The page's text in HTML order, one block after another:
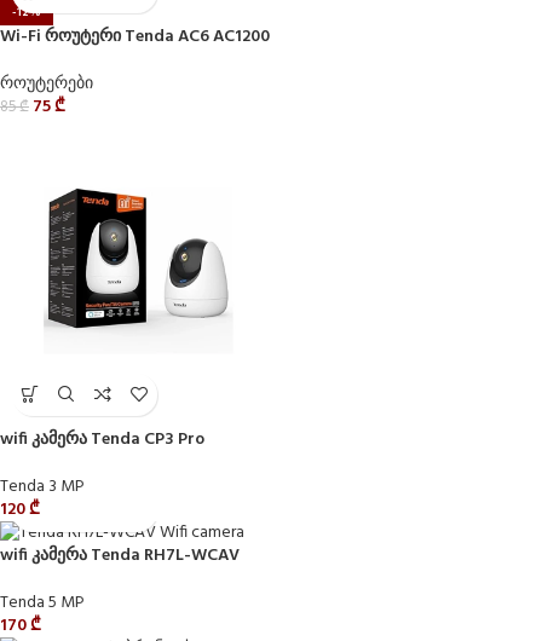
-12%
Wi-Fi როუტერი Tenda AC6 AC1200
როუტერები
85₾ 75₾
wifi კამერა Tenda CP3 Pro
Tenda 3 MP
120₾
wifi კამერა Tenda RH7L-WCAV
Tenda 5 MP
170₾